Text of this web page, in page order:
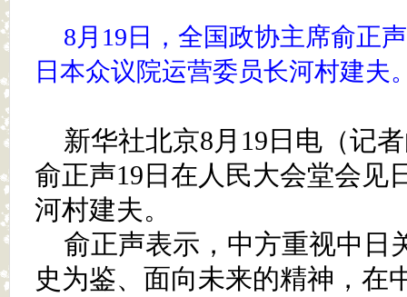
8月19日，全国政协主席俞正
日本众议院运营委员长河村建夫
新华社北京8月19日电（记
俞正声19日在人民大会堂会见
河村建夫。
俞正声表示，中方重视中日
史为鉴、面向未来的精神，在